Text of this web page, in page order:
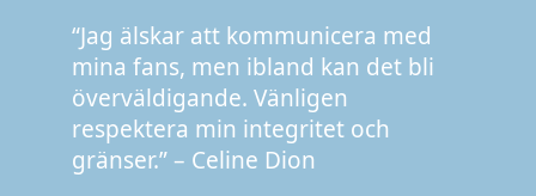
“Jag älskar att kommunicera med
mina fans, men ibland kan det bli
överväldigande. Vänligen
respektera min integritet och
gränser.” – Celine Dion